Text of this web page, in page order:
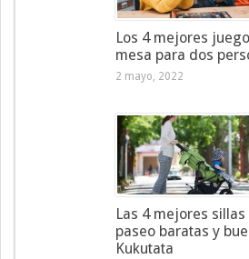
Los 4 mejores
mesa para dos
2 mayo, 2022
Las 4 mejores sillas
paseo baratas y
Kukutata